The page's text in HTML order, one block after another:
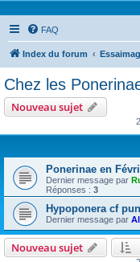
FAQ
Index du forum
Chez les
Nouveau sujet
Ponerinae en
Dernier message par
Réponses : 3
Hypoponera cf
Dernier message par
Nouveau sujet